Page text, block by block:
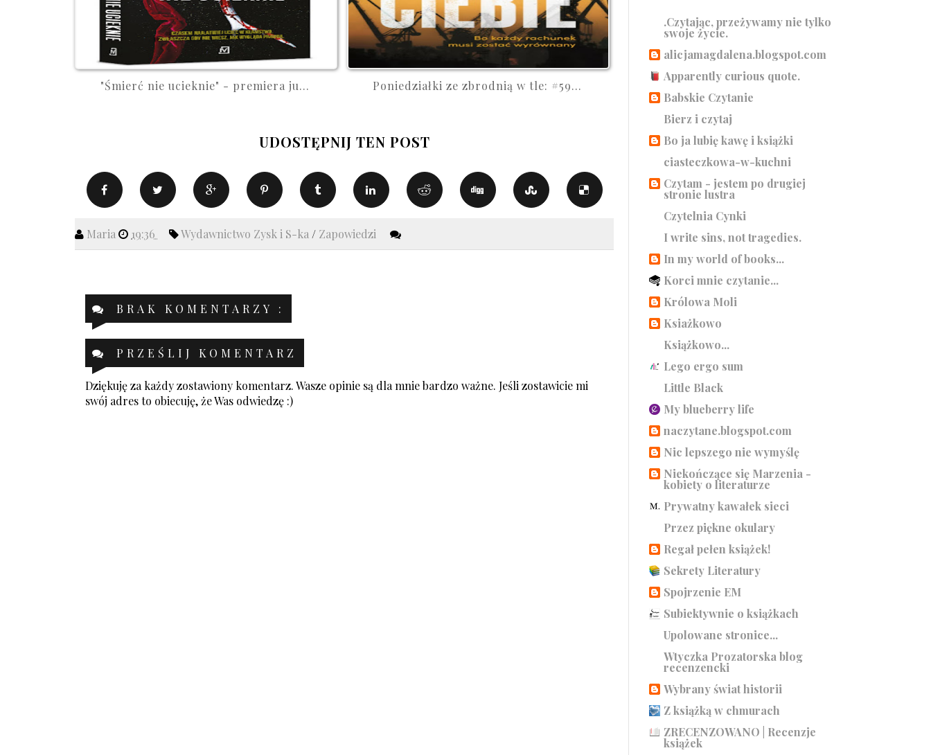
"Śmierć nie ucieknie" - premiera ju... Poniedziałki ze zbrodnią w tle: #59...
UDOSTĘPNIJ TEN POST
Maria 19:36 Wydawnictwo Zysk i S-ka / Zapowiedzi
BRAK KOMENTARZY :
PRZEŚLIJ KOMENTARZ
Dziękuję za każdy zostawiony komentarz. Wasze opinie są dla mnie bardzo ważne. Jeśli zostawicie mi
swój adres to obiecuję, że Was odwiedzę :)
.Czytając, przeżywamy nie tylko
swoje życie.
alicjamagdalena.blogspot.com
Apparently curious quote.
Babskie Czytanie
Bierz i czytaj
Bo ja lubię kawę i książki
ciasteczkowa-w-kuchni
Czytam - jestem po drugiej
stronie lustra
Czytelnia Cynki
I write sins, not tragedies.
In my world of books...
Korci mnie czytanie...
Królowa Moli
Ksiażkowo
Książkowo...
Lego ergo sum
Little Black
My blueberry life
naczytane.blogspot.com
Nic lepszego nie wymyślę
Niekończące się Marzenia -
kobiety o literaturze
Prywatny kawałek sieci
Przez piękne okulary
Regał pełen książek!
Sekrety Literatury
Spojrzenie EM
Subiektywnie o książkach
Upolowane stronice...
Wtyczka Prozatorska blog
recenzencki
Wybrany świat historii
Z książką w chmurach
ZRECENZOWANO | Recenzje
książek